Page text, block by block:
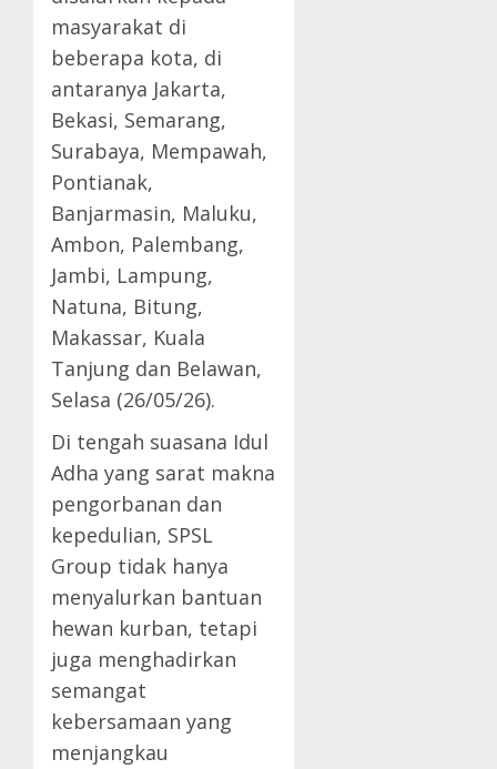
masyarakat di
beberapa kota, di
antaranya Jakarta,
Bekasi, Semarang,
Surabaya, Mempawah,
Pontianak,
Banjarmasin, Maluku,
Ambon, Palembang,
Jambi, Lampung,
Natuna, Bitung,
Makassar, Kuala
Tanjung dan Belawan,
Selasa (26/05/26).
Di tengah suasana Idul
Adha yang sarat makna
pengorbanan dan
kepedulian, SPSL
Group tidak hanya
menyalurkan bantuan
hewan kurban, tetapi
juga menghadirkan
semangat
kebersamaan yang
menjangkau